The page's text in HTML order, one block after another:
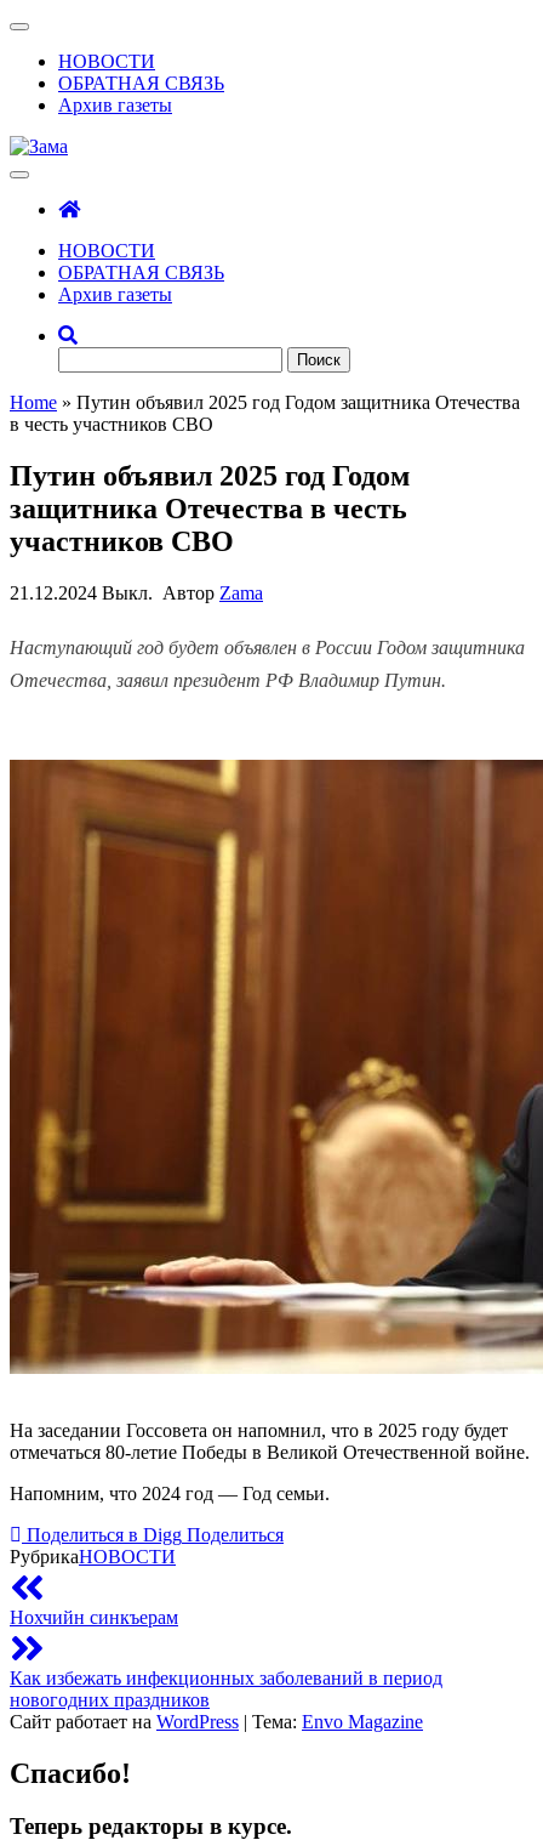
Skip
content
Показать/
Скрыть
навигацию
НОВОСТИ
ОБРАТНАЯ СВЯЗЬ
Архив газеты
НОВОСТИ
ОБРАТНАЯ СВЯЗЬ
Архив газеты
Home » Путин объявил 2025 год Годом защитника Отечества
в честь участников СВО
Путин объявил 2025 год Годом
защитника Отечества в честь
участников СВО
21.12.2024 Выкл. Автор Zama
Наступающий год будет объявлен в России Годом защитника
Отечества, заявил президент РФ Владимир Путин.
На заседании Госсовета он напомнил, что в 2025 году будет
отмечаться 80-летие Победы в Великой Отечественной войне.
Напомним, что 2024 год — Год семьи.
Поделиться в Digg Поделиться
РубрикаНОВОСТИ
Нохчийн синкъерам
Как избежать инфекционных заболеваний в период
новогодних праздников
Сайт работает на WordPress | Тема: Envo Magazine
Спасибо!
Теперь редакторы в курсе.